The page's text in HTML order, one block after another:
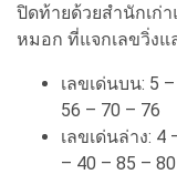
ปิดท้ายด้วยสำนักเก่
หมอก ที่แจกเลขวิ่ง
เลขเด่นบน: 5
56 – 70 – 76
เลขเด่นล่าง: 4
– 40 – 85 – 80